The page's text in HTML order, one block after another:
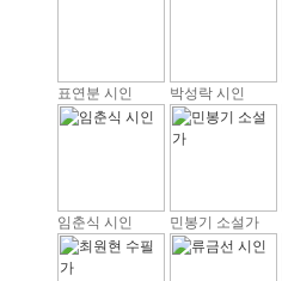
표연분 시인 박성락 시인
임춘식 시인 민봉기 소설가